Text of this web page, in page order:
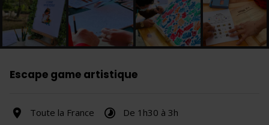
Escape game artistique
Toute la France
De 1h30 à 3h